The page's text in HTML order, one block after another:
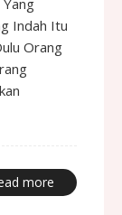
Indah Itu
Orang
more